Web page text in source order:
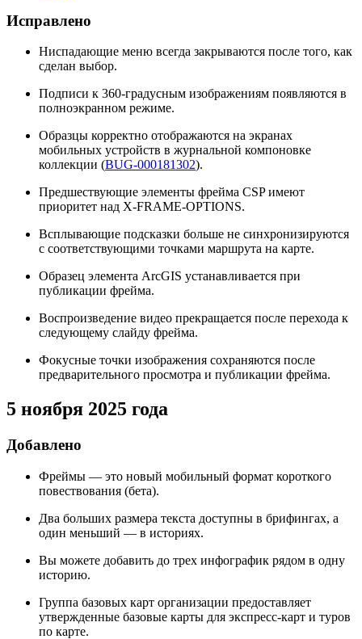
Исправлено
Ниспадающие меню всегда закрываются после того, как
сделан выбор.
Подписи к 360-градусным изображениям появляются в
полноэкранном режиме.
Образцы корректно отображаются на экранах
мобильных устройств в журнальной компоновке
коллекции (BUG-000181302).
Предшествующие элементы фрейма CSP имеют
приоритет над X-FRAME-OPTIONS.
Всплывающие подсказки больше не синхронизируются
с соответствующими точками маршрута на карте.
Образец элемента ArcGIS устанавливается при
публикации фрейма.
Воспроизведение видео прекращается после перехода к
следующему слайду фрейма.
Фокусные точки изображения сохраняются после
предварительного просмотра и публикации фрейма.
5 ноября 2025 года
Добавлено
Фреймы — это новый мобильный формат короткого
повествования (бета).
Два больших размера текста доступны в брифингах, а
один меньший — в историях.
Вы можете добавить до трех инфографик рядом в одну
историю.
Группа базовых карт организации предоставляет
утвержденные базовые карты для экспресс-карт и туров
по карте.